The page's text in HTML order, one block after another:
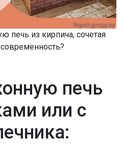
печь из кирпича, сочетая
печь
или с